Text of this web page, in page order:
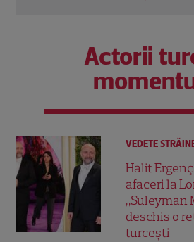
Actorii
VEDETE
Halit
afaceri la
„Suleyman
deschis o
turcești